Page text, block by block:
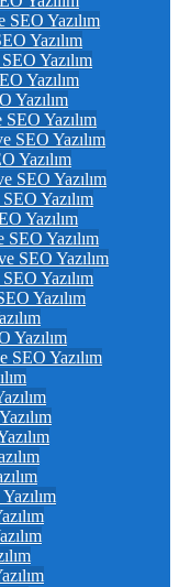
SEO Yazılım
Yazılım
Yazılım
Yazılım
Yazılım
Yazılım
SEO Yazılım
Yazılım
SEO Yazılım
Yazılım
Yazılım
Yazılım
SEO Yazılım
Yazılım
Yazılım
Yazılım
SEO Yazılım